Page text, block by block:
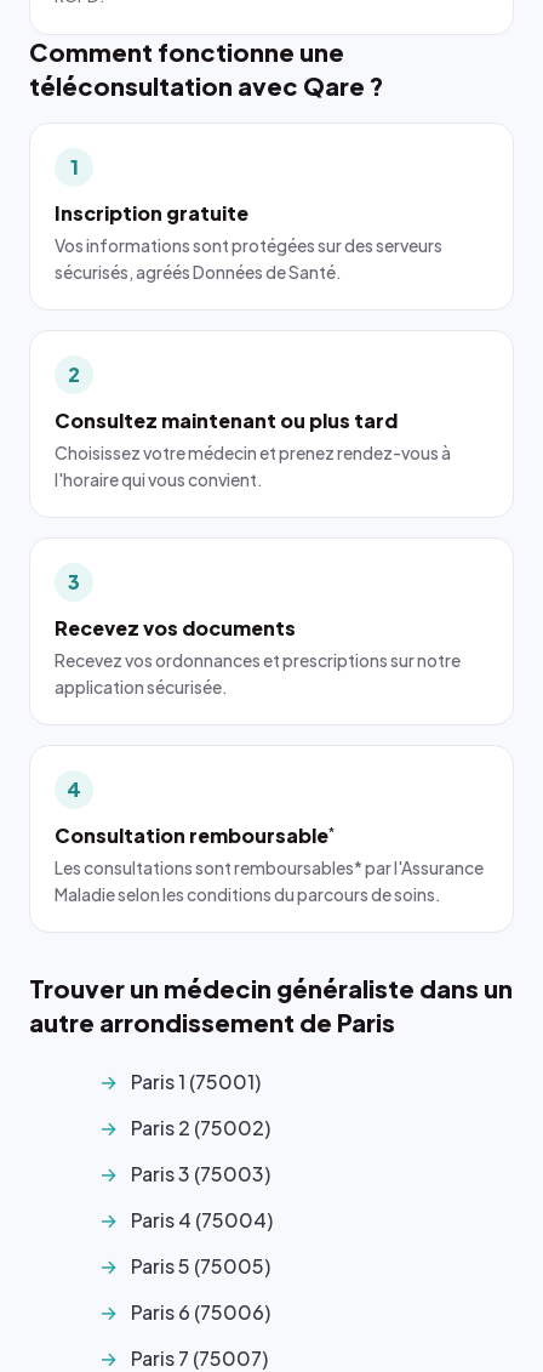
Comment fonctionne une
téléconsultation avec Qare ?
1
Inscription gratuite
Vos informations sont protégées sur des serveurs
sécurisés, agréés Données de Santé.
2
Consultez maintenant ou plus tard
Choisissez votre médecin et prenez rendez-vous à
l'horaire qui vous convient.
3
Recevez vos documents
Recevez vos ordonnances et prescriptions sur notre
application sécurisée.
4
Consultation remboursable*
Les consultations sont remboursables* par l'Assurance
Maladie selon les conditions du parcours de soins.
Trouver un médecin généraliste dans un
autre arrondissement de Paris
Paris 1 (75001)
Paris 2 (75002)
Paris 3 (75003)
Paris 4 (75004)
Paris 5 (75005)
Paris 6 (75006)
Paris 7 (75007)